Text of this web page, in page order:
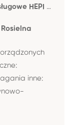
Pisula, Monika Pisula
inne: